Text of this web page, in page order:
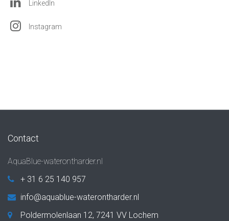
LinkedIn
Instagram
Contact
AquaBlue-waterontharder.nl
+ 31 6 25 140 957
info@aquablue-waterontharder.nl
Poldermolenlaan 12, 7241 VV Lochem